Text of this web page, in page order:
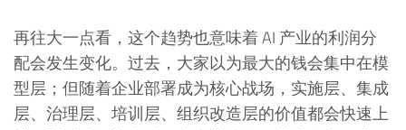
再往大一点看，这个趋势也意味着 AI 产业的利润分
配会发生变化。过去，大家以为最大的钱会集中在模
型层；但随着企业部署成为核心战场，实施层、集成
层、治理层、培训层、组织改造层的价值都会快速上